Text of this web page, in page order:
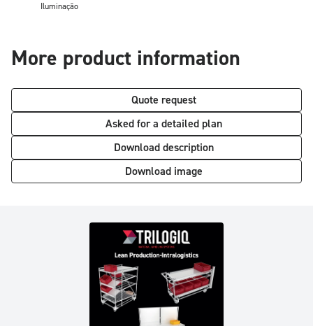
Iluminação
More product information
Quote request
Asked for a detailed plan
Download description
Download image